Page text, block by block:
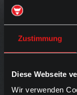
Zustimmung
Diese Webseite
Wir verwenden